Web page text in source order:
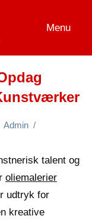
Menu
Admin
talent og
oliemalerier
udtryk for
kreative